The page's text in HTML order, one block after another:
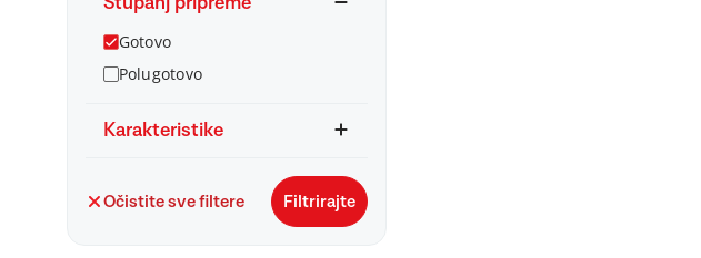
Gotovo
Polugotovo
Karakteristike
Očistite sve filtere Filtrirajte